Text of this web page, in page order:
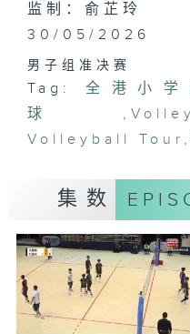
监制：俞芷玲
30/05/2026
男子组准决赛
Tag: 全港小
球 ,
Volleyball Tour ,
集数